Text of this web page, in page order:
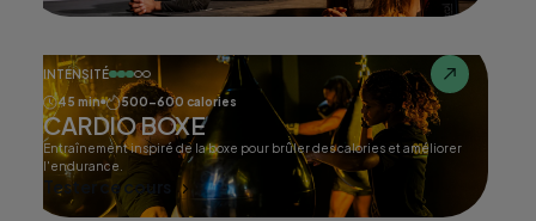
INTENSITÉ
45 min
500-600 calories
CARDIO BOXE
Entraînement inspiré de la boxe pour brûler des calories et améliorer
l'endurance.
Tester ce cours